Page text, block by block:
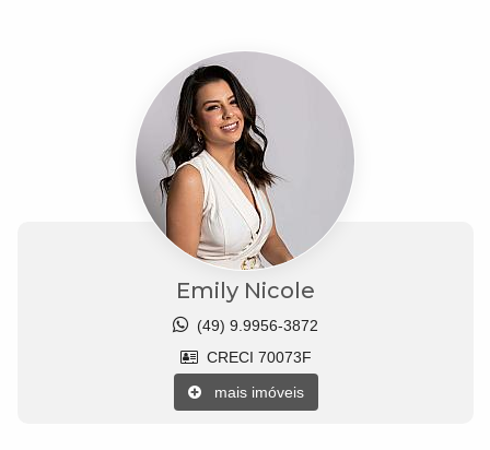
Emily Nicole
(49) 9.9956-3872
CRECI 70073F
mais imóveis